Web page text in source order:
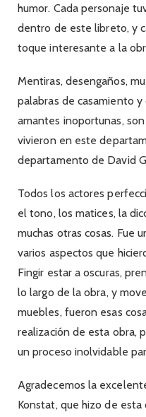
humor. Cada personaje
dentro de este libreto, y
toque interesante a la
Mentiras, desengaños,
palabras de casamiento
amantes inoportunas,
vivieron en este
departamento de David
Todos los actores
el tono, los matices, la
muchas otras cosas. Fue
varios aspectos que
Fingir estar a oscuras,
lo largo de la obra, y
muebles, fueron esas
realización de esta obra,
un proceso inolvidable
Agradecemos la
Konstat, que hizo de